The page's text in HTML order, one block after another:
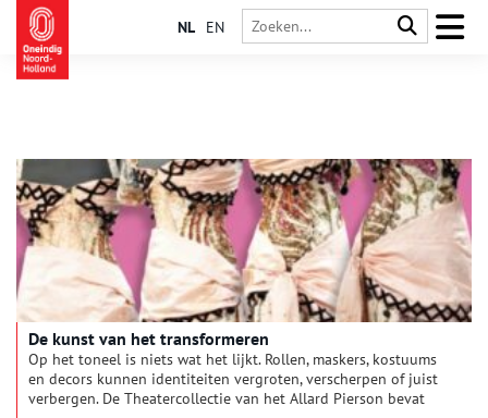
NL EN
De kunst van het transformeren
Op het toneel is niets wat het lijkt. Rollen, maskers, kostuums
en decors kunnen identiteiten vergroten, verscherpen of juist
verbergen. De Theatercollectie van het Allard Pierson bevat